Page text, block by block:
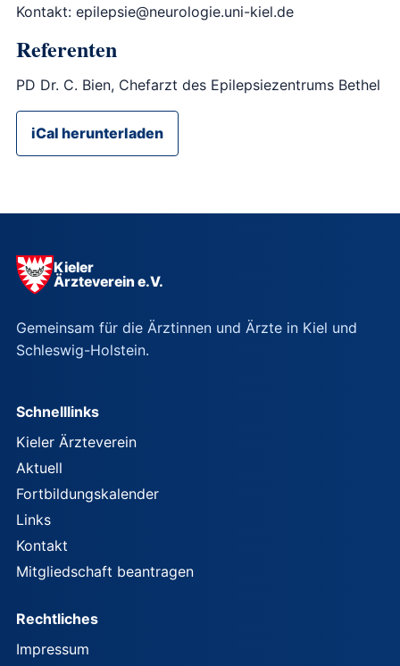
Kontakt: epilepsie@neurologie.uni-kiel.de
Referenten
PD Dr. C. Bien, Chefarzt des Epilepsiezentrums Bethel
iCal herunterladen
Kieler
Ärzteverein e.V.
Gemeinsam für die Ärztinnen und Ärzte in Kiel und
Schleswig-Holstein.
Schnelllinks
Kieler Ärzteverein
Aktuell
Fortbildungskalender
Links
Kontakt
Mitgliedschaft beantragen
Rechtliches
Impressum